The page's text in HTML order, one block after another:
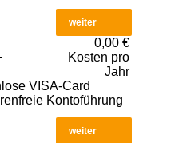
weiter
0,00 €
Kosten pro
Jahr
VISA-Card
Kontoführung
weiter